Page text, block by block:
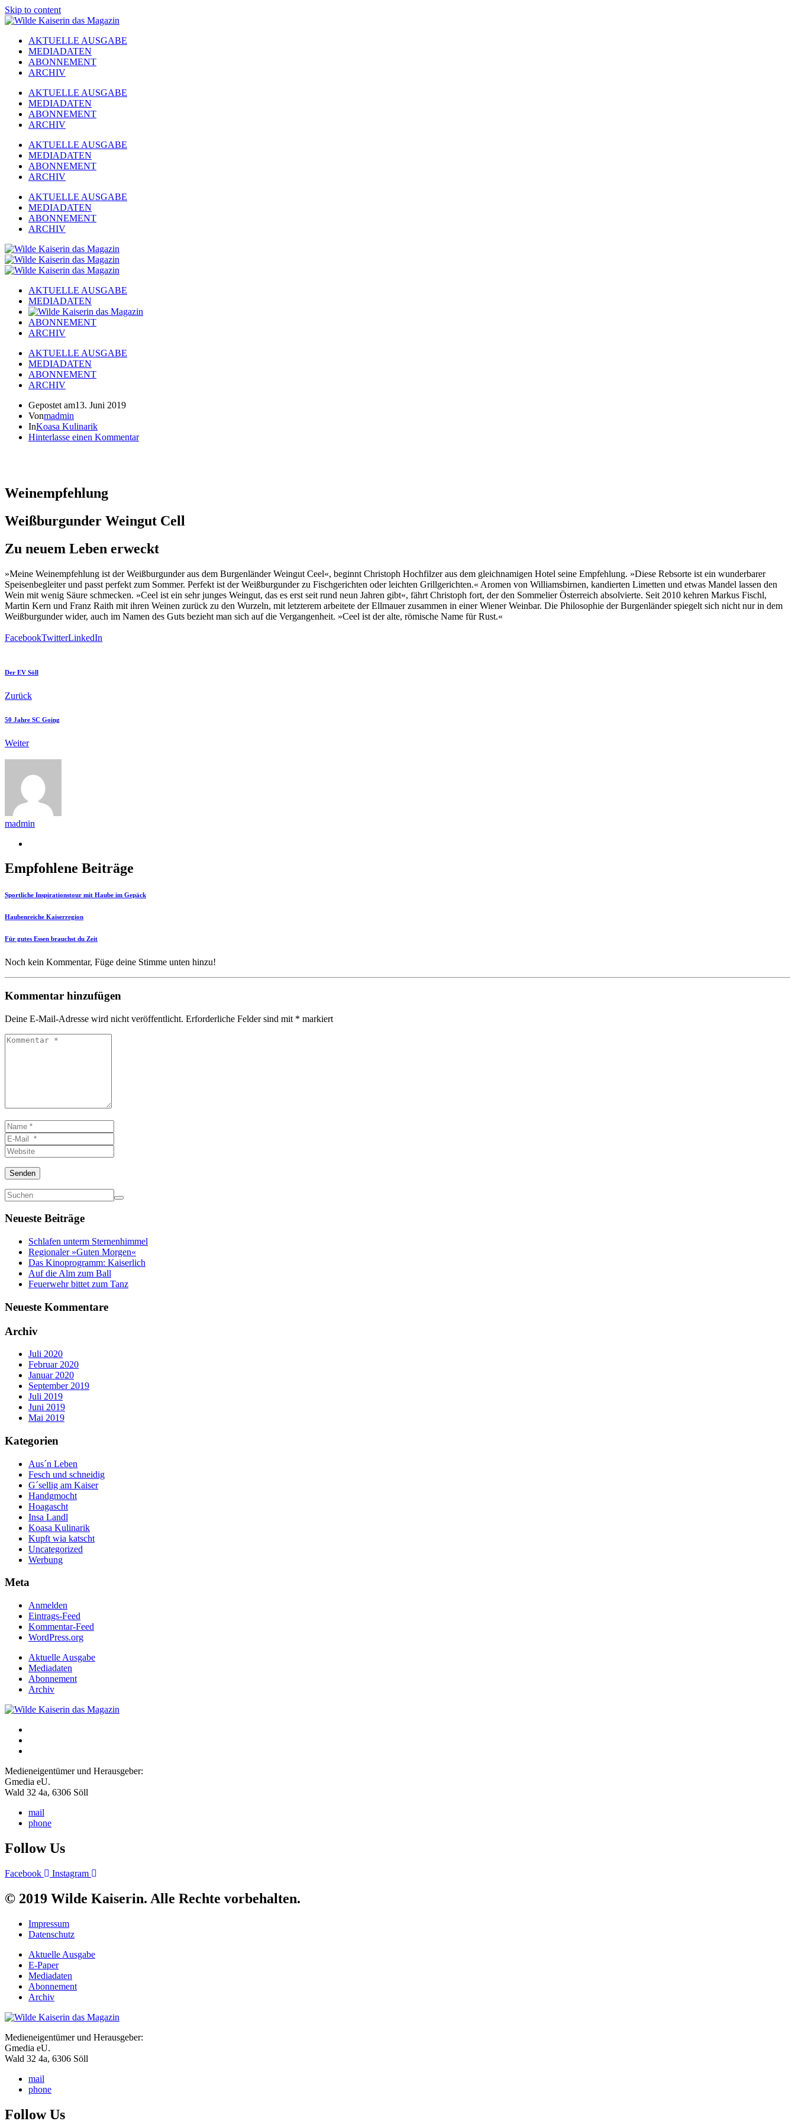
Skip to content
AKTUELLE AUSGABE
MEDIADATEN
ABONNEMENT
ARCHIV
AKTUELLE AUSGABE
MEDIADATEN
ABONNEMENT
ARCHIV
AKTUELLE AUSGABE
MEDIADATEN
ABONNEMENT
ARCHIV
AKTUELLE AUSGABE
MEDIADATEN
ABONNEMENT
ARCHIV
AKTUELLE AUSGABE
MEDIADATEN
ABONNEMENT
ARCHIV
AKTUELLE AUSGABE
MEDIADATEN
ABONNEMENT
ARCHIV
Gepostet am13. Juni 2019
Vonmadmin
InKoasa Kulinarik
Hinterlasse einen Kommentar
Weinempfehlung
Weißburgunder Weingut Cell
Zu neuem Leben erweckt
»Meine Weinempfehlung ist der Weißburgunder aus dem Burgenländer Weingut Ceel«, beginnt Christoph Hochfilzer aus dem gleichnamigen Hotel seine Empfehlung. »Diese Rebsorte ist ein wunderbarer
Speisenbegleiter und passt perfekt zum Sommer. Perfekt ist der Weißburgunder zu Fischgerichten oder leichten Grillgerichten.« Aromen von Williamsbirnen, kandierten Limetten und etwas Mandel lassen den
Wein mit wenig Säure schmecken. »Ceel ist ein sehr junges Weingut, das es erst seit rund neun Jahren gibt«, fährt Christoph fort, der den Sommelier Österreich absolvierte. Seit 2010 kehren Markus Fischl,
Martin Kern und Franz Raith mit ihren Weinen zurück zu den Wurzeln, mit letzterem arbeitete der Ellmauer zusammen in einer Wiener Weinbar. Die Philosophie der Burgenländer spiegelt sich nicht nur in dem
Weißburgunder wider, auch im Namen des Guts bezieht man sich auf die Vergangenheit. »Ceel ist der alte, römische Name für Rust.«
FacebookTwitterLinkedIn
Der EV Söll
Zurück
50 Jahre SC Going
Weiter
madmin
Empfohlene Beiträge
Sportliche Inspirationstour mit Haube im Gepäck
Haubenreiche Kaiserregion
Für gutes Essen brauchst du Zeit
Noch kein Kommentar, Füge deine Stimme unten hinzu!
Kommentar hinzufügen
Deine E-Mail-Adresse wird nicht veröffentlicht. Erforderliche Felder sind mit * markiert
Kommentar
Name
*E-
Mail
*
Website
Senden
Neueste Beiträge
Schlafen unterm Sternenhimmel
Regionaler »Guten Morgen«
Das Kinoprogramm: Kaiserlich
Auf die Alm zum Ball
Feuerwehr bittet zum Tanz
Neueste Kommentare
Archiv
Juli 2020
Februar 2020
Januar 2020
September 2019
Juli 2019
Juni 2019
Mai 2019
Kategorien
Aus´n Leben
Fesch und schneidig
G´sellig am Kaiser
Handgmocht
Hoagascht
Insa Landl
Koasa Kulinarik
Kupft wia katscht
Uncategorized
Werbung
Meta
Anmelden
Eintrags-Feed
Kommentar-Feed
WordPress.org
Aktuelle Ausgabe
Mediadaten
Abonnement
Archiv
Medieneigentümer und Herausgeber:
Gmedia eU.
Wald 32 4a, 6306 Söll
mail
phone
Follow Us
Facebook Instagram
© 2019 Wilde Kaiserin. Alle Rechte vorbehalten.
Impressum
Datenschutz
Aktuelle Ausgabe
E-Paper
Mediadaten
Abonnement
Archiv
Medieneigentümer und Herausgeber:
Gmedia eU.
Wald 32 4a, 6306 Söll
mail
phone
Follow Us